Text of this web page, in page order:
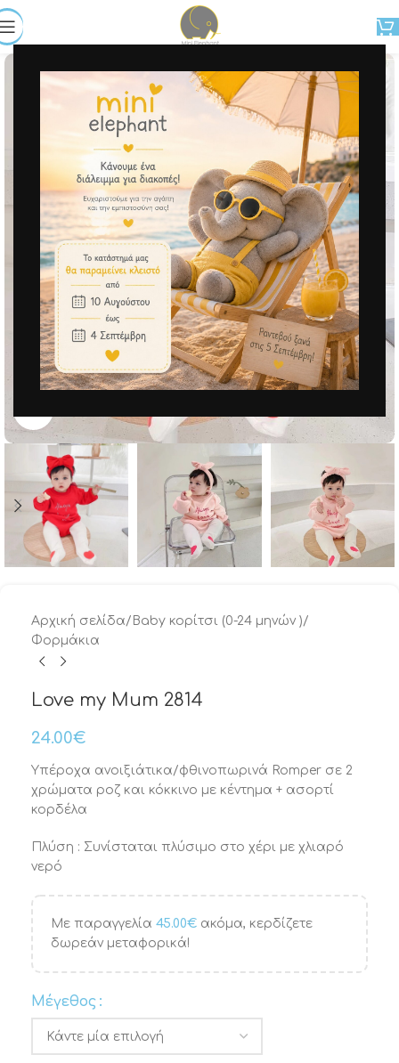
Αρχική σελίδα/ Baby κορίτσι (0-24 μηνών )/
Φορμάκια
Love my Mum 2814
24.00€
Υπέροχα ανοιξιάτικα/φθινοπωρινά Romper σε 2
χρώματα ροζ και κόκκινο με κέντημα + ασορτί
κορδέλα
Πλύση : Συνίσταται πλύσιμο στο χέρι με χλιαρό
νερό
Με παραγγελία 45.00€ ακόμα, κερδίζετε
δωρεάν μεταφορικά!
Μέγεθος